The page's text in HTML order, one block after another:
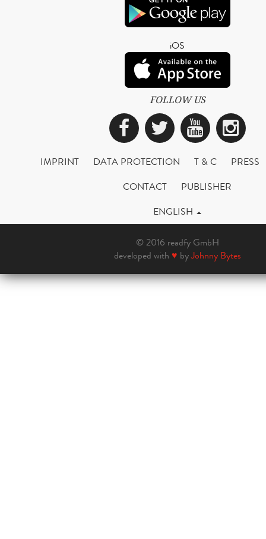
iOS
FOLLOW US
Facebook
Twitter
IMPRINT DATA PROTECTION T & C
PRESS
CONTACT
PUBLISHER
ENGLISH
© 2016 readfy GmbH
developed with ♥ byJohnny Bytes